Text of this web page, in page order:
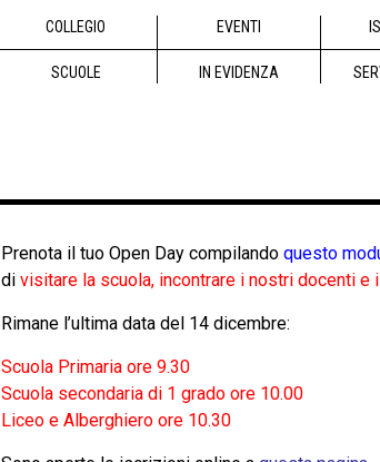
COLLEGIO EVENTI
SCUOLE IN EVIDENZA
Prenota il tuo Open Day compilando questo
di visitare la scuola, incontrare i nostri docenti e
Rimane l’ultima data del 14 dicembre:
Scuola Primaria ore 9.30
Scuola secondaria di 1 grado ore 10.00
Liceo e Alberghiero ore 10.30